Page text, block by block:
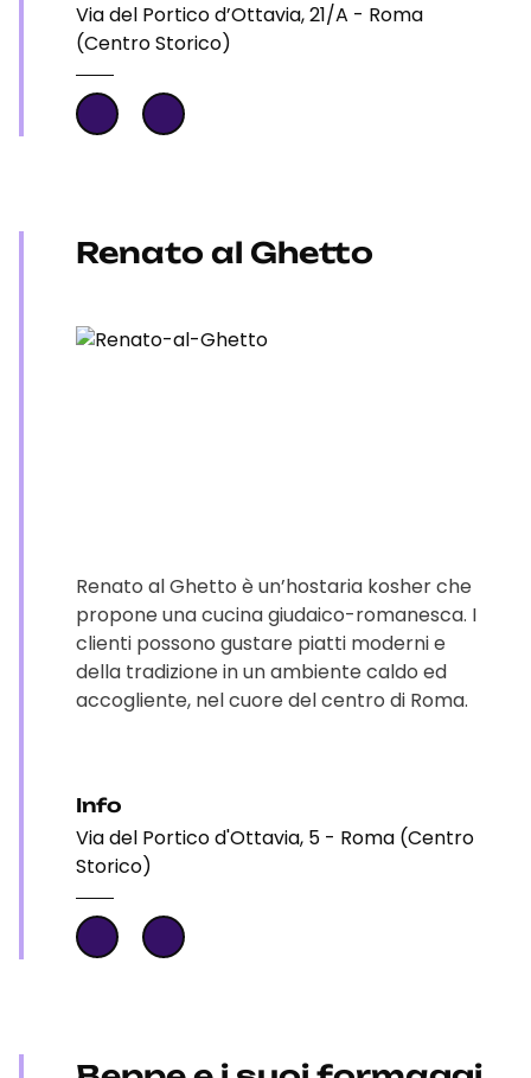
Via del Portico d’Ottavia, 21/A - Roma
(Centro Storico)
Renato al Ghetto
Renato al Ghetto è un’hostaria kosher che
propone una cucina giudaico-romanesca. I
clienti possono gustare piatti moderni e
della tradizione in un ambiente caldo ed
accogliente, nel cuore del centro di Roma.
Info
Via del Portico d'Ottavia, 5 - Roma (Centro
Storico)